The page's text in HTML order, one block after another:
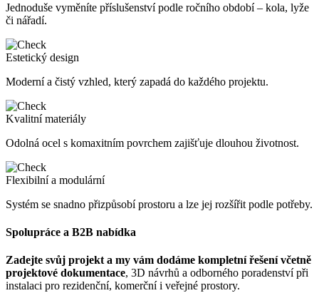
Jednoduše vyměníte příslušenství podle ročního období – kola, lyže
či nářadí.
Estetický design
Moderní a čistý vzhled, který zapadá do každého projektu.
Kvalitní materiály
Odolná ocel s komaxitním povrchem zajišťuje dlouhou životnost.
Flexibilní a modulární
Systém se snadno přizpůsobí prostoru a lze jej rozšířit podle potřeby.
Spolupráce a B2B nabídka
Zadejte svůj projekt a my vám dodáme kompletní řešení včetně
projektové dokumentace, 3D návrhů a odborného poradenství při
instalaci pro rezidenční, komerční i veřejné prostory.